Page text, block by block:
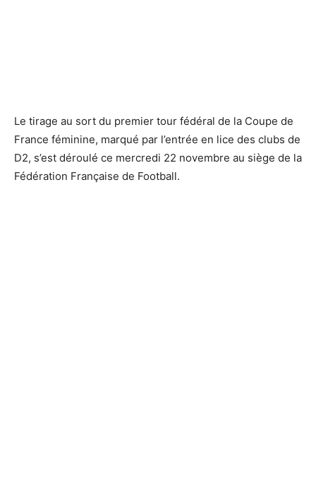
Le tirage au sort du premier tour fédéral de la Coupe de
France féminine, marqué par l’entrée en lice des clubs de
D2, s’est déroulé ce mercredi 22 novembre au siège de la
Fédération Française de Football.